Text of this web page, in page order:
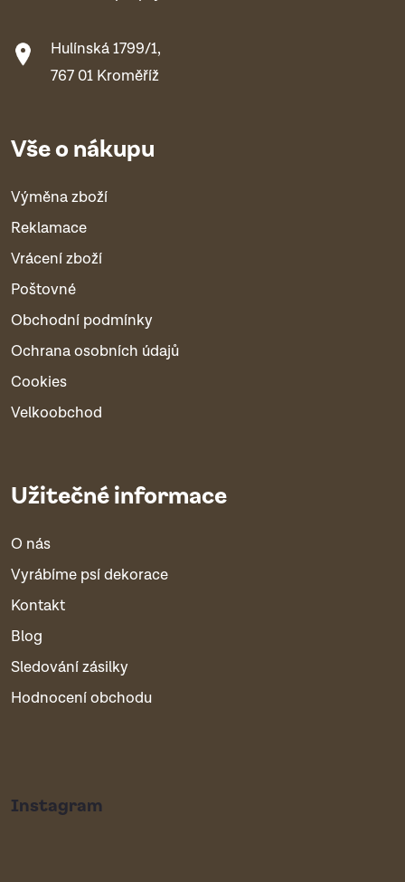
Hulínská 1799/1,
767 01 Kroměříž
Vše o nákupu
Výměna zboží
Reklamace
Vrácení zboží
Poštovné
Obchodní podmínky
Ochrana osobních údajů
Cookies
Velkoobchod
Užitečné informace
O nás
Vyrábíme psí dekorace
Kontakt
Blog
Sledování zásilky
Hodnocení obchodu
Instagram